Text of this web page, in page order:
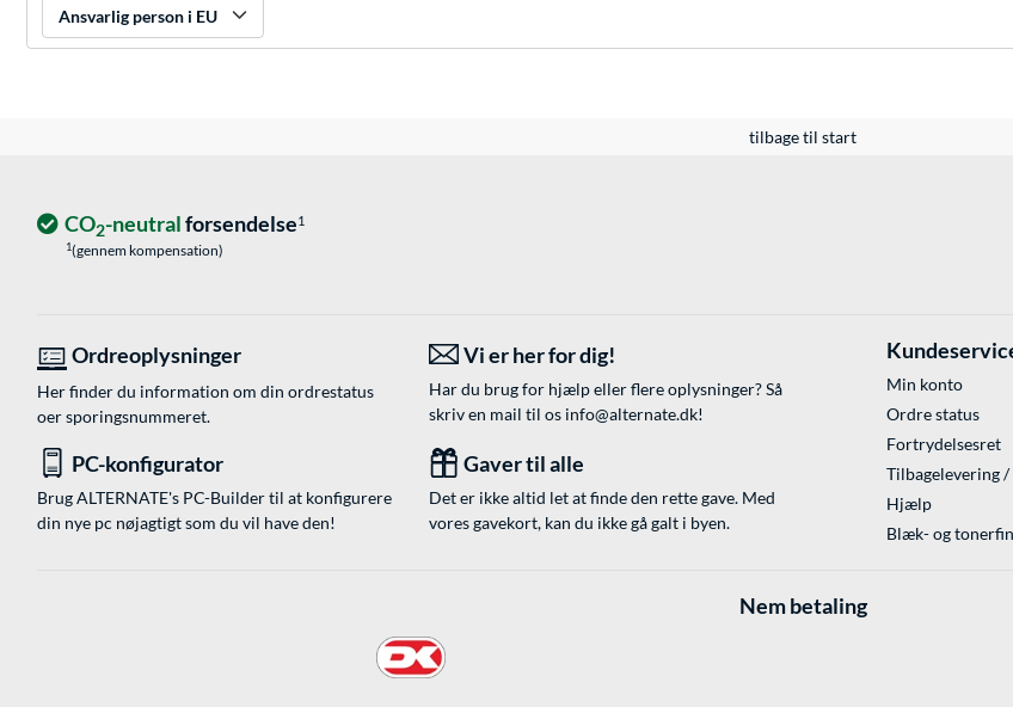
Ansvarlig person i EU
tilbage til start
CO2-neutralforsendelse1
1(gennem kompensation)
Ordreoplysninger
Her finder du information om din ordrestatus
oer sporingsnummeret.
Vi er her for dig!
Har du brug for hjælp eller flere oplysninger? Så
skriv en mail til os info@alternate.dk!
PC-konfigurator
Brug ALTERNATE's PC-Builder til at konfigurere
din nye pc nøjagtigt som du vil have den!
Gaver til alle
Det er ikke altid let at finde den rette gave. Med
vores gavekort, kan du ikke gå galt i byen.
Min konto
Ordre status
Fortrydelsesret
Tilbagelevering /
Hjælp
Blæk- og
Nem betaling